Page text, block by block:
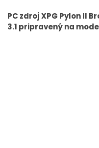
PC zdroj XPG Pylon II
3.1 pripravený na